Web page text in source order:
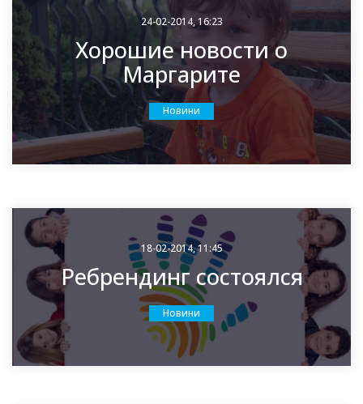
24-02-2014, 16:23
Хорошие новости о
Маргарите
Новини
18-02-2014, 11:45
Ребрендинг состоялся
Новини